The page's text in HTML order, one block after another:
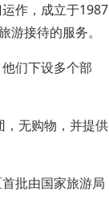
作，成立于1987
接待的服务。
们下设多个部
无购物，并提供
批由国家旅游局